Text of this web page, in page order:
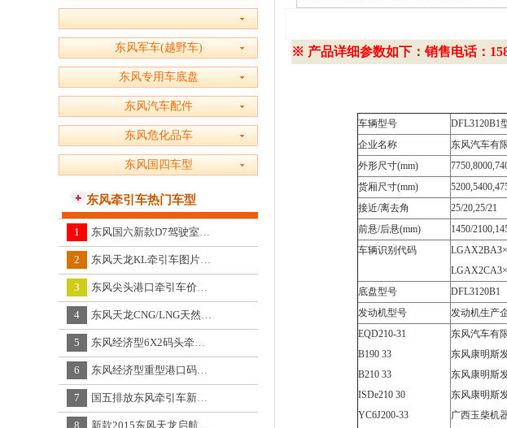
东风军车(越野车)
东风专用车底盘
东风汽车配件
东风危化品车
东风国四车型
东风牵引车热门车型
1 东风国六新款D7驾驶室320马力4x2柴油牵引车
2 东风天龙KL牵引车图片，大幅改款的新天龙KL
3 东风尖头港口牵引车价格，国五4×2尖头牵引车EQ4160FF厂价直销
4 东风天龙CNG/LNG天然气牵引车图片大全，东风天龙CNG天然气牵引车EQ4250G配置
5 东风经济型6X2码头牵引车,国四东风牌6X2经济型前四后四牵引车EQ4230W
6 东风经济型重型港口码头牵引车报价EQ4256WZ4G
7 国五排放东风牵引车新车价格,东风国五前二后四牵引车EQ4160GZ5N
8 新款2015东风天龙启航版牵引车,东风天龙启航版牵引车新车价格DFL4250
※ 产品详细参数如下：销售电话：
车辆型号
DFL3120B1
企业名称
东风汽车有
外形尺寸(mm)
货厢尺寸(mm)
接近/离去角
25/20,25/21
前悬/后悬(mm)
1450/
车辆识别代码
底盘型号
DFL3120B1
发动机型号
发动机生产
EQD210-31
B190 33
B210 33
ISDe210 30
YC6J200-33
东风汽车有
东风康明斯
东风康明斯
东风康明斯
广西玉柴机